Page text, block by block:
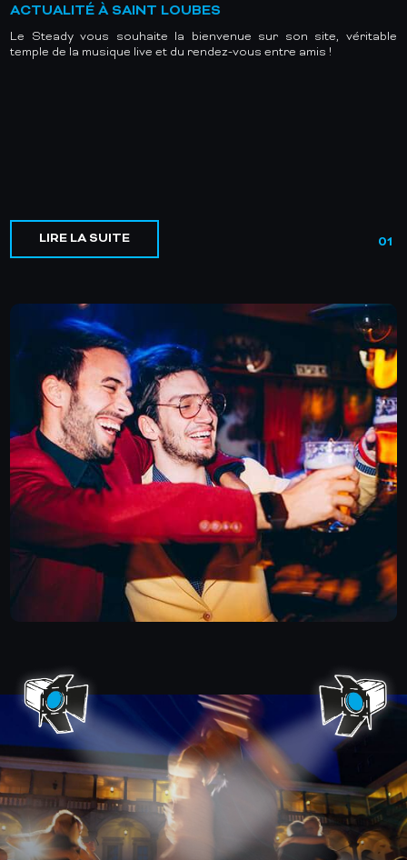
ACTUALITÉ À SAINT LOUBES
Le Steady vous souhaite la bienvenue sur son site, véritable
temple de la musique live et du rendez-vous entre amis !
LIRE LA SUITE 01